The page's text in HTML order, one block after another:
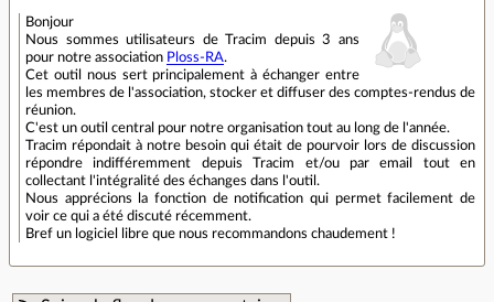
Bonjour
Nous sommes utilisateurs de Tracim depuis 3 ans
pour notre association Ploss-RA.
Cet outil nous sert principalement à échanger entre
les membres de l'association, stocker et diffuser des comptes-rendus de
réunion.
C'est un outil central pour notre organisation tout au long de l'année.
Tracim répondait à notre besoin qui était de pourvoir lors de discussion
répondre indifféremment depuis Tracim et/ou par email tout en
collectant l'intégralité des échanges dans l'outil.
Nous apprécions la fonction de notification qui permet facilement de
voir ce qui a été discuté récemment.
Bref un logiciel libre que nous recommandons chaudement !